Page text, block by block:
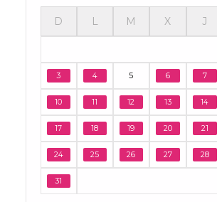
D L M X J
3 4 5 6 7
10 11 12 13 14
17 18 19 20 21
24 25 26 27 28
31